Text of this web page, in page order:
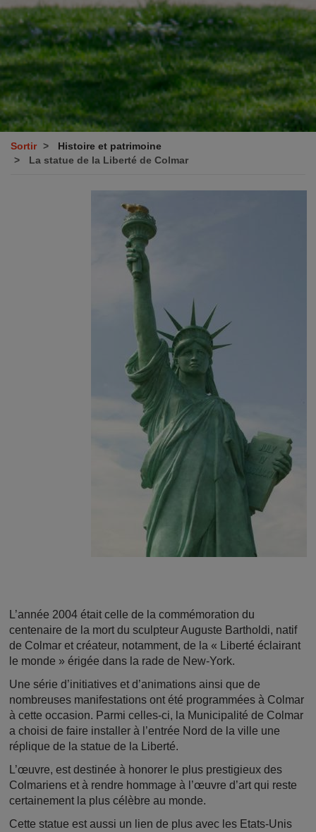
Sortir
Histoire et patrimoine
La statue de la Liberté de Colmar
L’année 2004 était celle de la commémoration du
centenaire de la mort du sculpteur Auguste Bartholdi, natif
de Colmar et créateur, notamment, de la « Liberté éclairant
le monde » érigée dans la rade de New-York.
Une série d’initiatives et d’animations ainsi que de
nombreuses manifestations ont été programmées à Colmar
à cette occasion. Parmi celles-ci, la Municipalité de Colmar
a choisi de faire installer à l’entrée Nord de la ville une
réplique de la statue de la Liberté.
L’œuvre, est destinée à honorer le plus prestigieux des
Colmariens et à rendre hommage à l’œuvre d’art qui reste
certainement la plus célèbre au monde.
Cette statue est aussi un lien de plus avec les Etats-Unis